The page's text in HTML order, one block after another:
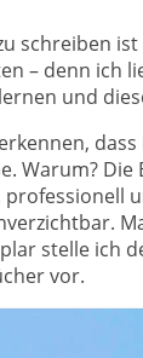
schreiben
– denn ich
und
Warum?
professionell
stelle ich
vor.